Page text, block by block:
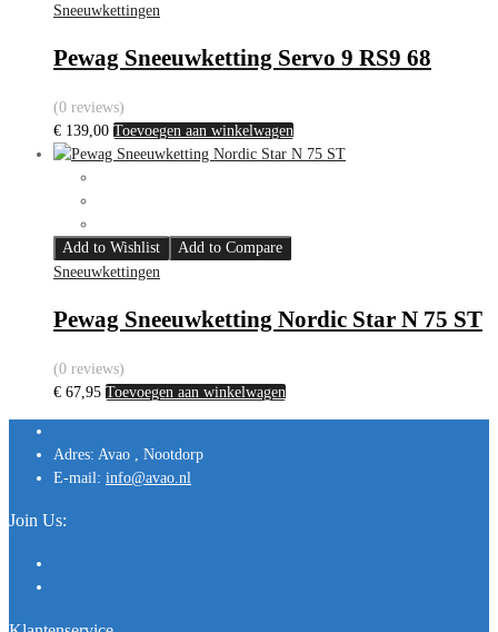
Sneeuwkettingen
Pewag Sneeuwketting Servo 9 RS9 68
(0 reviews)
€ 139,00 Toevoegen aan winkelwagen
Add to Wishlist
Add to Compare
Sneeuwkettingen
Pewag Sneeuwketting Nordic Star N 75 ST
(0 reviews)
€ 67,95 Toevoegen aan winkelwagen
Adres: Avao , Nootdorp
E-mail: info@avao.nl
Join Us: